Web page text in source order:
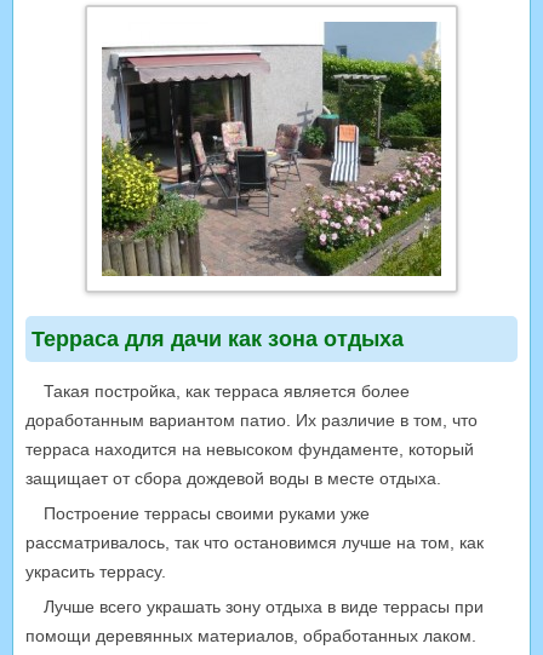
Терраса для дачи как зона отдыха
Такая постройка, как терраса является более
доработанным вариантом патио. Их различие в том, что
терраса находится на невысоком фундаменте, который
защищает от сбора дождевой воды в месте отдыха.
Построение террасы своими руками уже
рассматривалось, так что остановимся лучше на том, как
украсить террасу.
Лучше всего украшать зону отдыха в виде террасы при
помощи деревянных материалов, обработанных лаком.